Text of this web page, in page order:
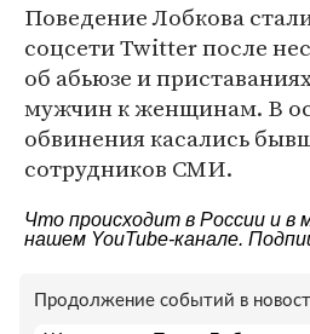
Поведение Лобкова
соцсети Twitter после
об абьюзе и
мужчин к женщинам. В
обвинения касались
сотрудников СМИ.
Что происходит в России и в
нашем YouTube-канале.
Продолжение событий в